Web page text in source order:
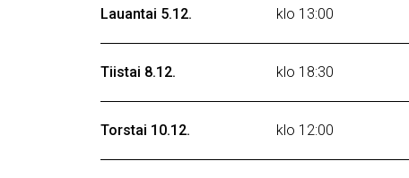
Lauantai 5.12. klo 13:00
Tiistai 8.12. klo 18:30
Torstai 10.12. klo 12:00